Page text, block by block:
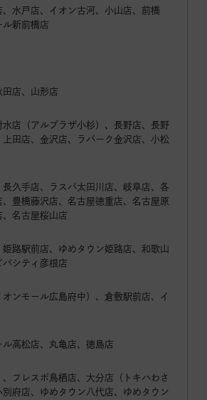
、水戸店、イオン古河、小山店、前橋
ル新前橋店
店、山形店
店（アルプラザ小杉）、長野店、長野
田店、金沢店、ラパーク金沢店、小松
久手店、ラスパ太田川店、岐阜店、各
豊橋藤沢店、名古屋徳重店、名古屋原
名古屋桜山店
姫路駅前店、ゆめタウン姫路店、和歌山
シティ彦根店
ンモール広島府中）、倉敷駅前店、イ
高松店、丸亀店、徳島店
フレスポ鳥栖店、大分店（トキハわさ
府店、ゆめタウン八代店、ゆめタウン